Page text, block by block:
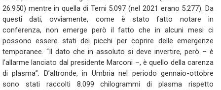
26.950) mentre in quella di Terni 5.097 (nel 2021 erano 5.277). Da
questi dati, ovviamente, come è stato fatto notare in
conferenza, non emerge però il fatto che in alcuni mesi ci
possono essere stati dei picchi per coprire delle emergenze
temporanee. “Il dato che in assoluto si deve invertire, però – è
l’allarme lanciato dal presidente Marconi –, è quello della carenza
di plasma”. D’altronde, in Umbria nel periodo gennaio-ottobre
sono stati raccolti 8.099 chilogrammi di plasma rispetto